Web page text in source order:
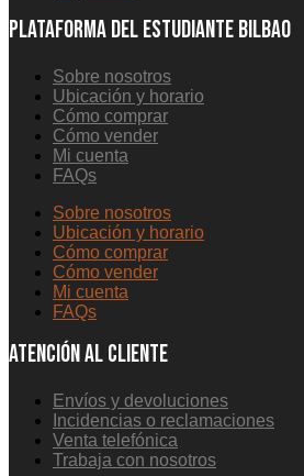
PLATAFORMA DEL ESTUDIANTE BILBAO
Sobre nosotros
Ubicación y horario
Cómo comprar
Cómo vender
Mi cuenta
FAQs
Sobre nosotros
Ubicación y horario
Cómo comprar
Cómo vender
Mi cuenta
FAQs
ATENCIÓN AL CLIENTE
Envíos y devoluciones
Incidencias o reclamaciones
Venta telefónica
Trabaja con nosotros